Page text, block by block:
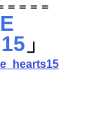
＝＝＝＝
」